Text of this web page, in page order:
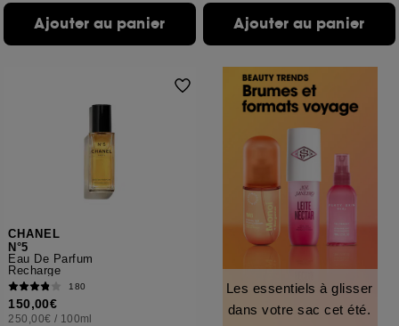
Ajouter au panier Ajouter au panier
CHANEL
N°5
Eau De Parfum
Recharge
180
150,00€
250,00€ / 100ml
Les essentiels à glisser
dans votre sac cet été.